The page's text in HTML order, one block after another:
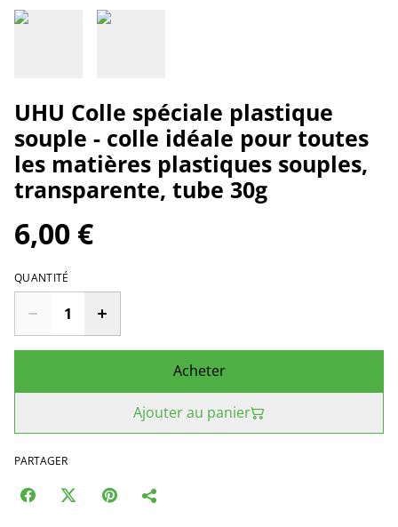
UHU Colle spéciale plastique
souple - colle idéale pour toutes
les matières plastiques souples,
transparente, tube 30g
6,00 €
QUANTITÉ
Acheter
Ajouter au panier
PARTAGER